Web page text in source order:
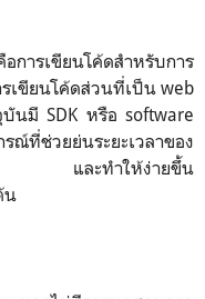
การเขียนโค้ดสำหรับการ
เขียนโค้ดส่วนที่เป็น web
นมี SDK หรือ software
วยย่นระยะเวลาของ
ะทำให้ง่ายขึ้น
น